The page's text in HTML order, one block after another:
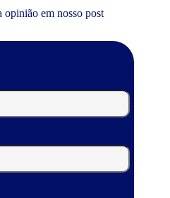
opinião em nosso post